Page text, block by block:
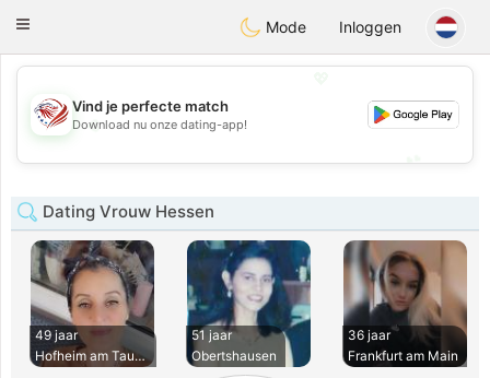
StatesDating
Toggle
Mode Inloggen
💖
💕
Vind je perfecte match
Download nu onze dating-app!
Dating Vrouw Hessen
49 jaar
Hofheim am Taunus
51 jaar
Obertshausen
36 jaar
Frankfurt am Main